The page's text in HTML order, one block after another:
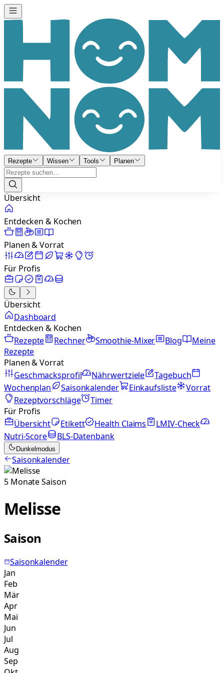
Rezepte Wissen Tools Planen
Übersicht
Entdecken & Kochen
Planen & Vorrat
Für Profis
Übersicht
Dashboard
Entdecken & Kochen
Rezepte
Rechner Smoothie-Mixer Blog
Meine
Rezepte
Planen & Vorrat
Geschmacksprofil
Nährwertziele
Tagebuch
Wochenplan
Saisonkalender Einkaufsliste
Vorrat
Rezeptvorschläge
Timer
Für Profis
Übersicht
Etikett Health Claims
LMIV-Check
Nutri-Score
BLS-Datenbank
Dunkelmodus
Saisonkalender
5 MonateSaison
Melisse
Saison
Saisonkalender
Jan
Feb
Mär
Apr
Mai
Jun
Jul
Aug
Sep